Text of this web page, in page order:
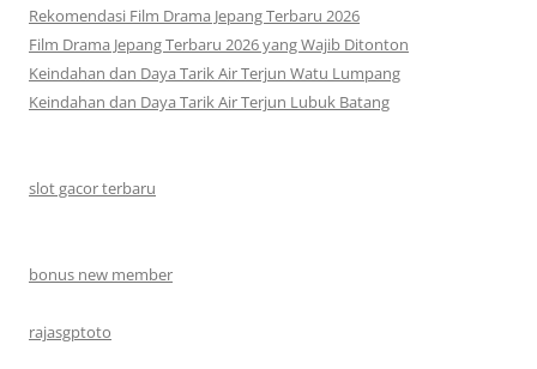
Rekomendasi Film Drama Jepang Terbaru 2026
Film Drama Jepang Terbaru 2026 yang Wajib Ditonton
Keindahan dan Daya Tarik Air Terjun Watu Lumpang
Keindahan dan Daya Tarik Air Terjun Lubuk Batang
slot gacor terbaru
bonus new member
rajasgptoto